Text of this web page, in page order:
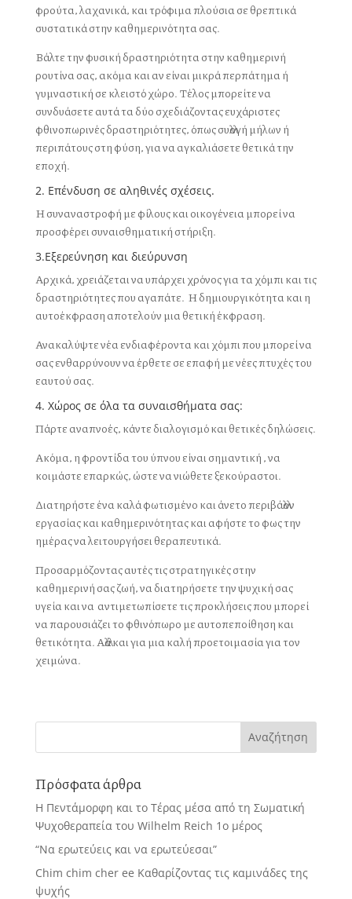
φρούτα, λαχανικά, και τρόφιμα πλούσια σε θρεπτικά
συστατικά στην καθημερινότητα σας.
Βάλτε την φυσική δραστηριότητα στην καθημερινή
ρουτίνα σας, ακόμα και αν είναι μικρά περπάτημα ή
γυμναστική σε κλειστό χώρο. Τέλος μπορείτε να
συνδυάσετε αυτά τα δύο σχεδιάζοντας ευχάριστες
φθινοπωρινές δραστηριότητες, όπως συλλογή μήλων ή
περιπάτους στη φύση, για να αγκαλιάσετε θετικά την
εποχή.
2. Επένδυση σε αληθινές σχέσεις.
Η συναναστροφή με φίλους και οικογένεια μπορεί να
προσφέρει συναισθηματική στήριξη.
3.Εξερεύνηση και διεύρυνση
Αρχικά, χρειάζεται να υπάρχει χρόνος για τα χόμπι και τις
δραστηριότητες που αγαπάτε. Η δημιουργικότητα και η
αυτοέκφραση αποτελούν μια θετική έκφραση.
Ανακαλύψτε νέα ενδιαφέροντα και χόμπι που μπορεί να
σας ενθαρρύνουν να έρθετε σε επαφή με νέες πτυχές του
εαυτού σας.
4. Χώρος σε όλα τα συναισθήματα σας:
Πάρτε αναπνοές, κάντε διαλογισμό και θετικές δηλώσεις.
Ακόμα, η φροντίδα του ύπνου είναι σημαντική , να
κοιμάστε επαρκώς, ώστε να νιώθετε ξεκούραστοι.
Διατηρήστε ένα καλά φωτισμένο και άνετο περιβάλλον
εργασίας και καθημερινότητας και αφήστε το φως την
ημέρας να λειτουργήσει θεραπευτικά.
Προσαρμόζοντας αυτές τις στρατηγικές στην
καθημερινή σας ζωή, να διατηρήσετε την ψυχική σας
υγεία και να αντιμετωπίσετε τις προκλήσεις που μπορεί
να παρουσιάζει το φθινόπωρο με αυτοπεποίθηση και
θετικότητα. Αλλά και για μια καλή προετοιμασία για τον
χειμώνα.
Πρόσφατα άρθρα
Η Πεντάμορφη και το Τέρας μέσα από τη Σωματική
Ψυχοθεραπεία του Wilhelm Reich 1ο μέρος
“Να ερωτεύεις και να ερωτεύεσαι”
Chim chim cher ee Καθαρίζοντας τις καμινάδες της
ψυχής